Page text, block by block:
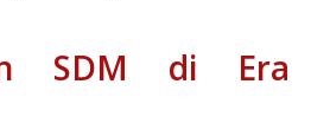
SDM di Era